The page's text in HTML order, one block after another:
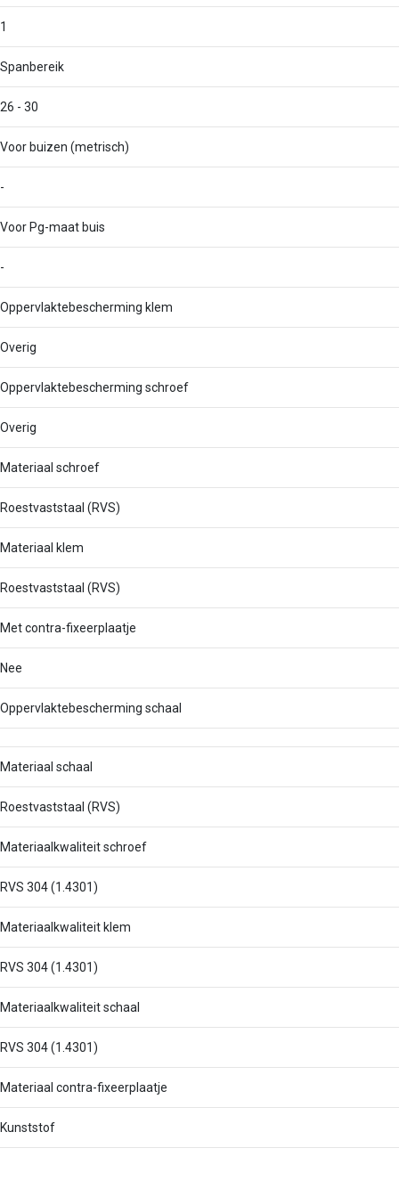
1
Spanbereik
26 - 30
Voor buizen (metrisch)
-
Voor Pg-maat buis
-
Oppervlaktebescherming klem
Overig
Oppervlaktebescherming schroef
Overig
Materiaal schroef
Roestvaststaal (RVS)
Materiaal klem
Roestvaststaal (RVS)
Met contra-fixeerplaatje
Nee
Oppervlaktebescherming schaal
Materiaal schaal
Roestvaststaal (RVS)
Materiaalkwaliteit schroef
RVS 304 (1.4301)
Materiaalkwaliteit klem
RVS 304 (1.4301)
Materiaalkwaliteit schaal
RVS 304 (1.4301)
Materiaal contra-fixeerplaatje
Kunststof